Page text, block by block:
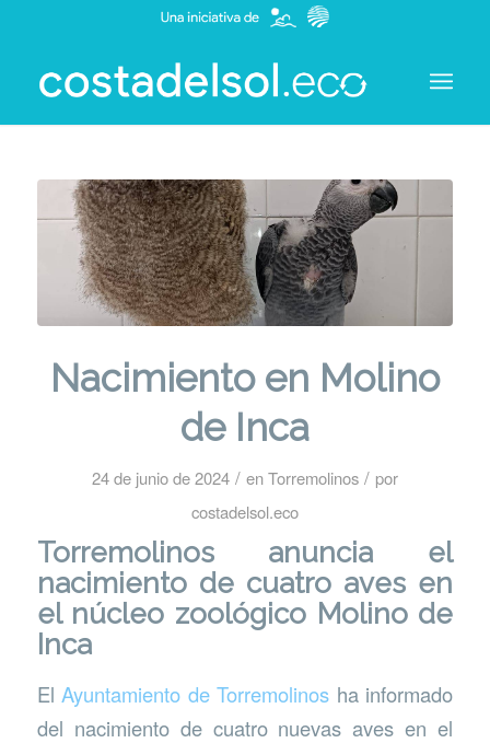
Nacimiento en Molino
de Inca
24 de junio de 2024 / enTorremolinos / por
costadelsol.eco
Torremolinos anuncia el
nacimiento de cuatro aves en
el núcleo zoológico Molino de
Inca
ElAyuntamiento de Torremolinos ha informado
del nacimiento de cuatro nuevas aves en el